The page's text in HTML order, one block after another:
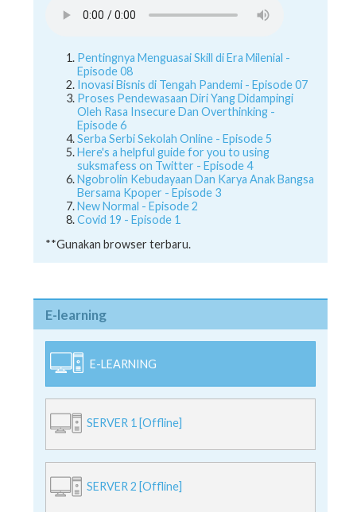
Pentingnya Menguasai Skill di Era Milenial -
Episode 08
Inovasi Bisnis di Tengah Pandemi - Episode 07
Proses Pendewasaan Diri Yang Didampingi
Oleh Rasa Insecure Dan Overthinking -
Episode 6
Serba Serbi Sekolah Online - Episode 5
Here's a helpful guide for you to using
suksmafess on Twitter - Episode 4
Ngobrolin Kebudayaan Dan Karya Anak Bangsa
Bersama Kpoper - Episode 3
New Normal - Episode 2
Covid 19 - Episode 1
**Gunakan browser terbaru.
E-learning
E-LEARNING
SERVER 1 [Offline]
SERVER 2 [Offline]